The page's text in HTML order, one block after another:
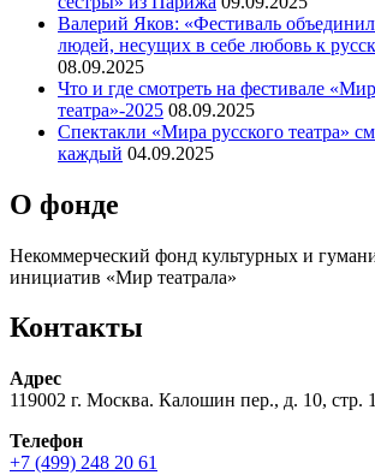
Валерий Яков: «Фестиваль
людей, несущих в себе любовь к
08.09.2025
Что и где смотреть на фестивале
театра»-2025 08.09.2025
Спектакли «Мира русского театра»
каждый 04.09.2025
О фонде
Некоммерческий фонд культурных и
инициатив «Мир театрала»
Контакты
Адрес
119002 г. Москва. Калошин пер., д. 10, стр. 1
Телефон
+7 (499) 248 20 61